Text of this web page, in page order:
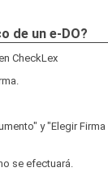
de un e-DO?
CheckLex
y "Elegir Firma
se efectuará.